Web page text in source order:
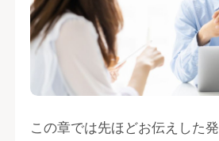
この章では先ほどお伝えした